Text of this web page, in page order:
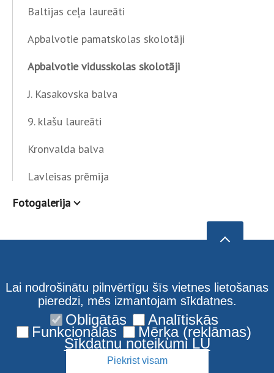
Baltijas ceļa laureāti
Apbalvotie pamatskolas skolotāji
Apbalvotie vidusskolas skolotāji
J. Kasakovska balva
9. klašu laureāti
Kronvalda balva
Lavleisas prēmija
Fotogalerija
Lai nodrošinātu pilnvērtīgu šīs vietnes lietošanas
pieredzi, mēs izmantojam sīkdatnes.
Obligātās Analītiskās
Funkcionālās Mērķa (reklāmas)
Sīkdatņu noteikumi LU
Piekrist visam